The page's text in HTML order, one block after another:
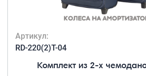
Артикул:
RD-220(2)T-04
Комплект из 2-х